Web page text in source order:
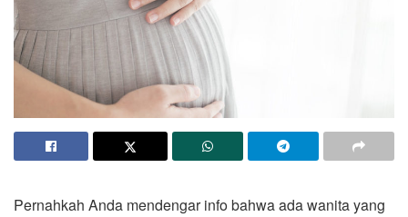
Pernahkah Anda mendengar info bahwa ada wanita yang